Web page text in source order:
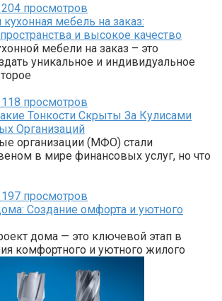
204 просмотров
мебель на заказ:
и высокое качество
мебели на заказ – это
уникальное и индивидуальное
118 просмотров
Тонкости Скрыты За Кулисами
Организаций
организации (МФО) стали
в мире финансовых услуг, но что
197 просмотров
Создание омфорта и уютного
дома — это ключевой этап в
комфортного и уютного жилого